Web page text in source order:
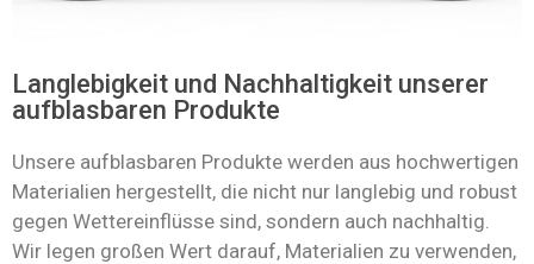
Langlebigkeit und Nachhaltigkeit unserer
aufblasbaren Produkte
Unsere aufblasbaren Produkte werden aus hochwertigen
Materialien hergestellt, die nicht nur langlebig und robust
gegen Wettereinflüsse sind, sondern auch nachhaltig.
Wir legen großen Wert darauf, Materialien zu verwenden,